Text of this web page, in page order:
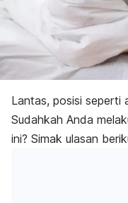
Lantas, posisi seperti
Sudahkah Anda
ini? Simak ulasan